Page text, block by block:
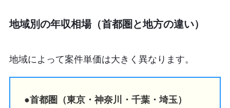
地域別の年収相場（首都圏と地方の違い）
地域によって案件単価は大きく異なります。
●首都圏（東京・神奈川・千葉・埼玉）